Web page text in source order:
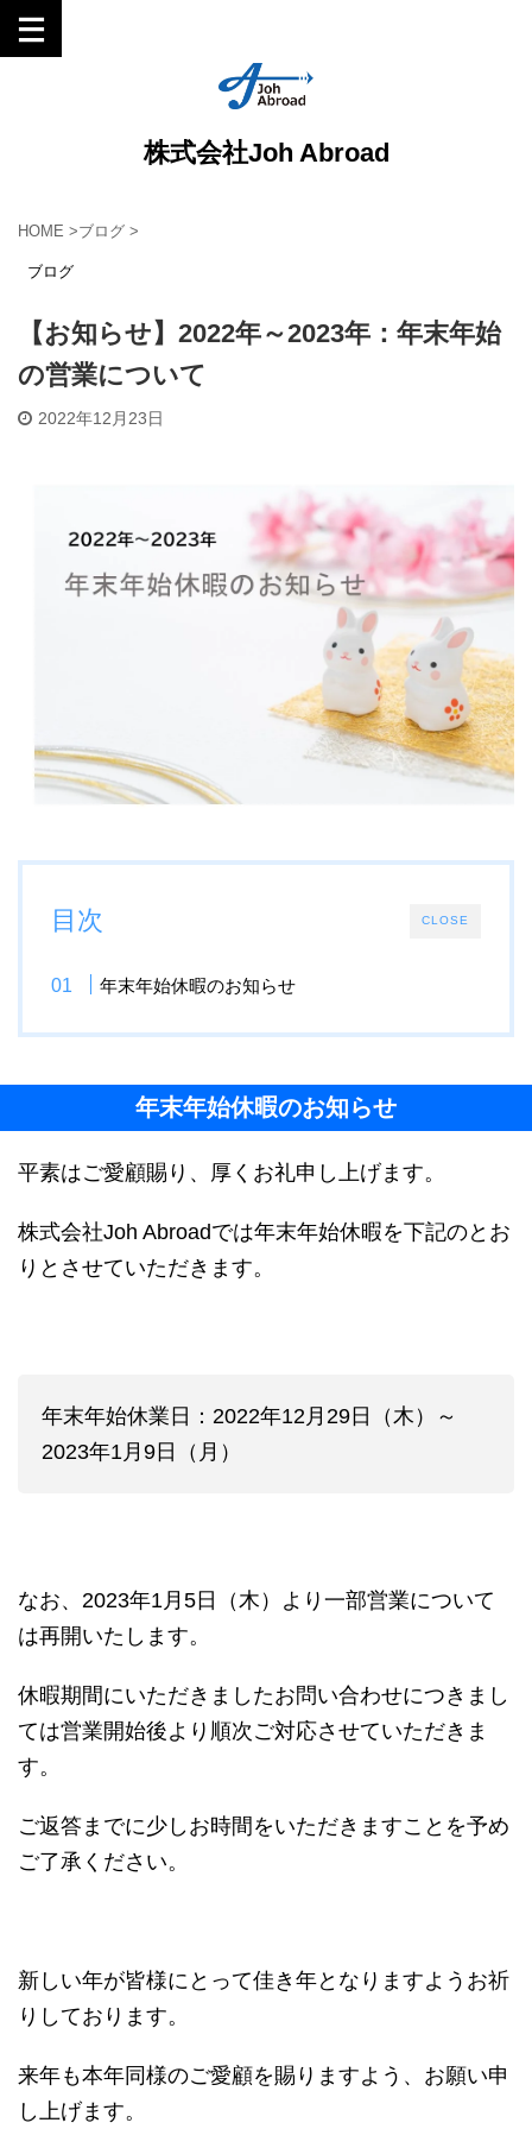
株式会社Joh Abroad
HOME >ブログ >
ブログ
【お知らせ】2022年～2023年：年末年始
の営業について
2022年12月23日
CLOSE
目次
年末年始休暇のお知らせ
年末年始休暇のお知らせ
平素はご愛顧賜り、厚くお礼申し上げます。
株式会社Joh Abroadでは年末年始休暇を下記のとお
りとさせていただきます。
年末年始休業日：2022年12月29日（木）～
2023年1月9日（月）
なお、2023年1月5日（木）より一部営業について
は再開いたします。
休暇期間にいただきましたお問い合わせにつきまし
ては営業開始後より順次ご対応させていただきま
す。
ご返答までに少しお時間をいただきますことを予め
ご了承ください。
新しい年が皆様にとって佳き年となりますようお祈
りしております。
来年も本年同様のご愛顧を賜りますよう、お願い申
し上げます。